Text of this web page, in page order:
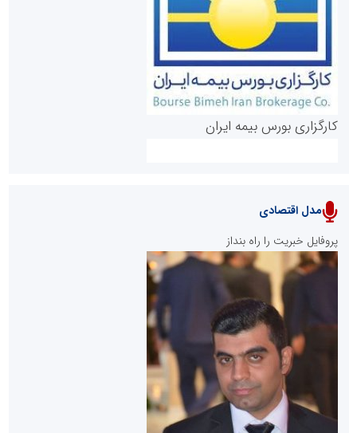
روابط عمومی خبرگزاری گزارش خبر
پایگاه خبری نهضت ملی مسکن
کارگزاری بورس بیمه ایران
سازمان بورس و اوراق بهادار
مرجع اخبار موثق در بازارسرمایه
مدل اقتصادی
پروفایل خبریت را راه بنداز